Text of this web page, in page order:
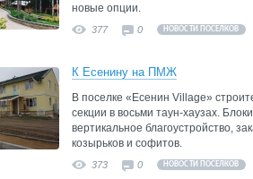
новые опции.
377 0 НОВОСТИ ПОСЕЛКОВ
К Есенину на ПМЖ
В поселке «Есенин Village»
секции в восьми таун-хаузах.
вертикальное благоустройство,
козырьков и софитов.
373 0 НОВОСТИ ПОСЕЛКОВ